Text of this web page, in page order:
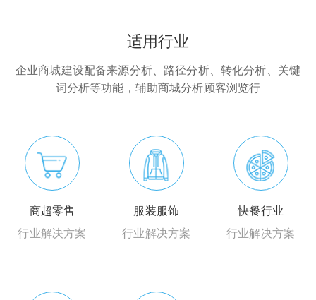
适用行业
企业商城建设配备来源分析、路径分析、转化分析、关键
词分析等功能，辅助商城分析顾客浏览行
商超零售
行业解决方案
服装服饰
行业解决方案
快餐行业
行业解决方案